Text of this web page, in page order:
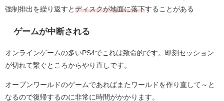
強制排出を繰り返すと ディスクが地面に落下することがある
ゲームが中断される
オンラインゲームの多いPS4でこれは致命的です。即刻セッション
が切れて繋ぐところからやり直しです。
オープンワールドのゲームであればまたワールドを作り直して～と
なるので復帰するのに非常に時間がかかります。